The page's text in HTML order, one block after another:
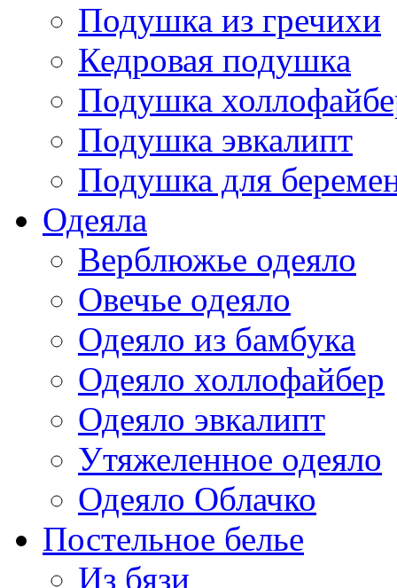
Подушка из гречихи
Кедровая подушка
Подушка
Подушка эвкалипт
Подушка для
Одеяла
Верблюжье одеяло
Овечье одеяло
Одеяло из бамбука
Одеяло холлофайбер
Одеяло эвкалипт
Утяжеленное одеяло
Одеяло Облачко
Постельное белье
Из бязи